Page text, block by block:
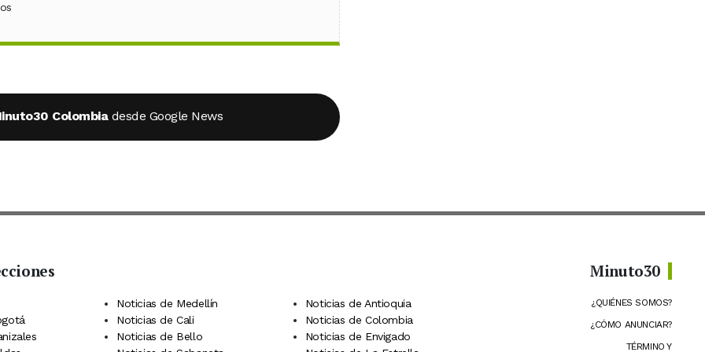
WhatsApp
Colombia desde Google News
Noticias de Medellín
Noticias de Antioquia
Noticias de Cali
Noticias de Colombia
Noticias de Bello
Noticias de Envigado
Minuto30
¿QUIÉNES SOMOS?
¿CÓMO ANUNCIAR?
TÉRMINO Y